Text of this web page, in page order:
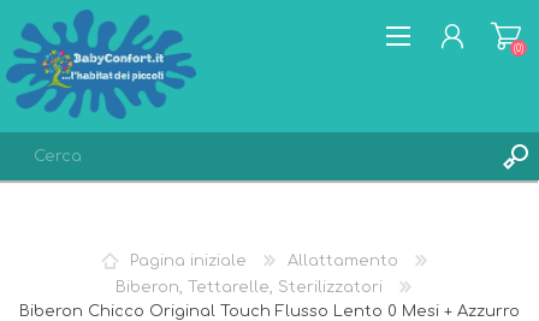
LISTA DEI DESIDERI
(0)
Pagina iniziale
Allattamento
Biberon, Tettarelle, Sterilizzatori
Biberon Chicco Original Touch Flusso Lento 0 Mesi + Azzurro